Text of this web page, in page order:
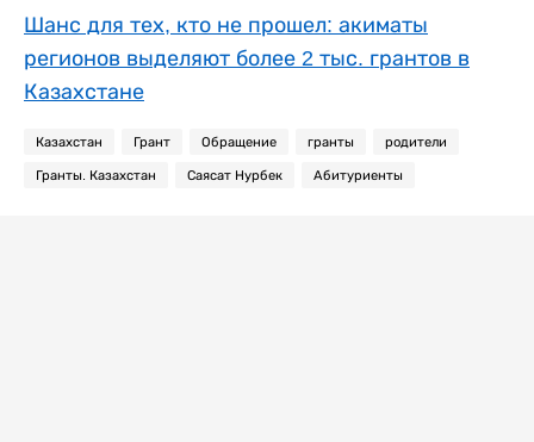
Шанс для тех, кто не прошел: акиматы
регионов выделяют более 2 тыс. грантов в
Казахстане
Казахстан Грант Обращение гранты родители
Гранты. Казахстан Саясат Нурбек Абитуриенты